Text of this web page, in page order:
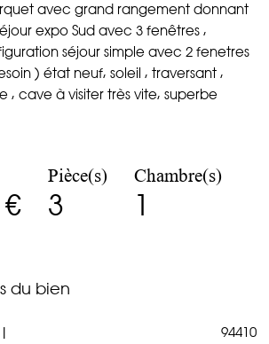
avec grand rangement donnant
expo Sud avec 3 fenêtres ,
séjour simple avec 2 fenetres
) état neuf, soleil , traversant ,
, cave à visiter très vite, superbe
Pièce(s)
3
Chambre(s)
1
du bien
94410